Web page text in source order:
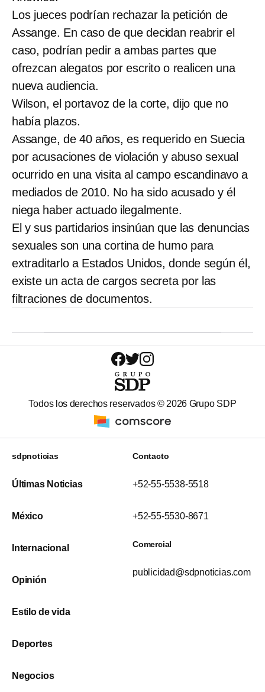
Los jueces podrían rechazar la petición de
Assange. En caso de que decidan reabrir el
caso, podrían pedir a ambas partes que
ofrezcan alegatos por escrito o realicen una
nueva audiencia.
Wilson, el portavoz de la corte, dijo que no
había plazos.
Assange, de 40 años, es requerido en Suecia
por acusaciones de violación y abuso sexual
ocurrido en una visita al campo escandinavo a
mediados de 2010. No ha sido acusado y él
niega haber actuado ilegalmente.
El y sus partidarios insinúan que las denuncias
sexuales son una cortina de humo para
extraditarlo a Estados Unidos, donde según él,
existe un acta de cargos secreta por las
filtraciones de documentos.
Todos los derechos reservados © 2026 Grupo SDP
sdpnoticias
Últimas Noticias
México
Internacional
Opinión
Estilo de vida
Deportes
Negocios
Contacto
+52-55-5538-5518
+52-55-5530-8671
Comercial
publicidad@sdpnoticias.com